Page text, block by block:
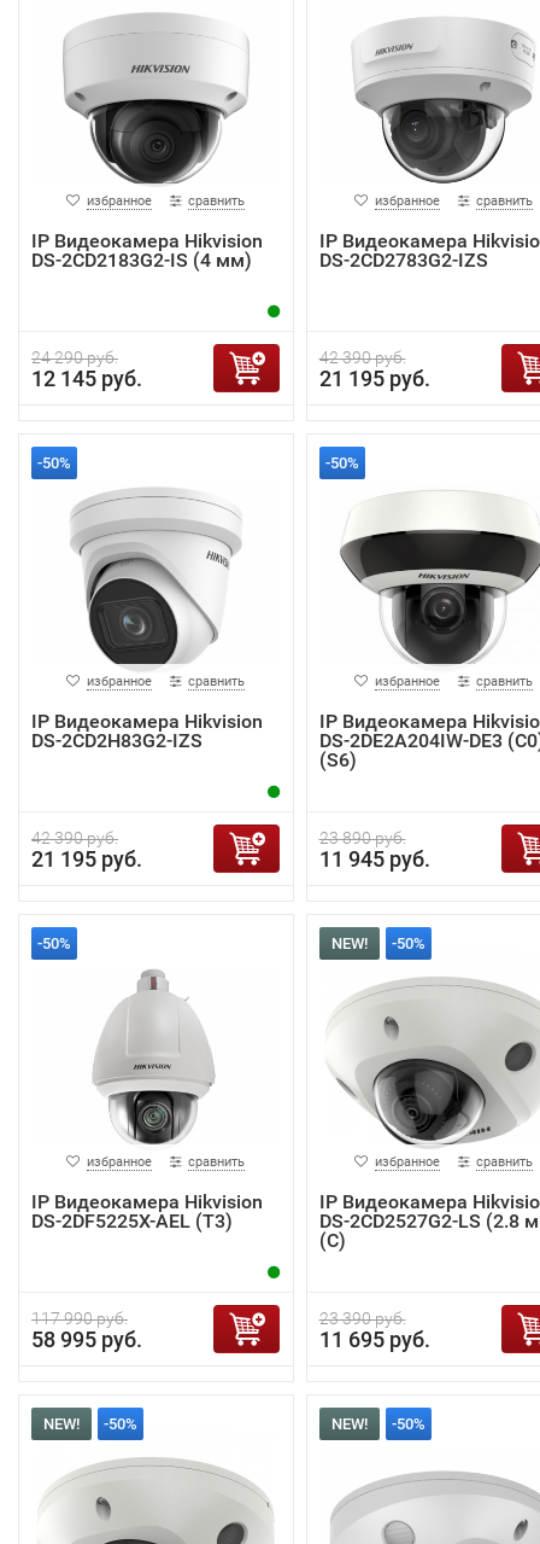
избранное сравнить
IP Видеокамера Hikvision
DS-2CD2183G2-IS (4 мм)
24 290 руб.
12 145 руб.
избранное сравнить
IP Видеокамера
DS-2CD2783G2-IZS
42 390 руб.
21 195 руб.
-50%
избранное сравнить
IP Видеокамера Hikvision
DS-2CD2H83G2-IZS
42 390 руб.
21 195 руб.
-50%
избранное сравнить
IP Видеокамера
DS-2DE2A204IW-DE3
(S6)
23 890 руб.
11 945 руб.
-50%
избранное сравнить
IP Видеокамера Hikvision
DS-2DF5225X-AEL (T3)
117 990 руб.
58 995 руб.
NEW! -50%
избранное сравнить
IP Видеокамера
DS-2CD2527G2-LS (2.8
(C)
23 390 руб.
11 695 руб.
NEW! -50% NEW! -50%